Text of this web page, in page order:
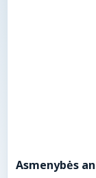
Asmenybės